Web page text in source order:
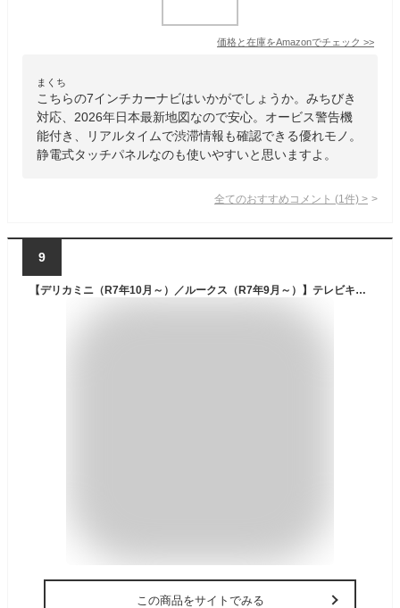
価格と在庫をAmazonでチェック >>
まくち
こちらの7インチカーナビはいかがでしょうか。みちびき
対応、2026年日本最新地図なので安心。オービス警告機
能付き、リアルタイムで渋滞情報も確認できる優れモノ。
静電式タッチパネルなのも使いやすいと思いますよ。
全てのおすすめコメント (1 件) >
9
【デリカミニ（R7年10月～）／ルークス（R7年9月～）】テレビキャンセラー／ナビキャンセラー｜9インチナビ対応｜走行中ナビ操作・TV・DVD視聴対応
この商品をサイトでみる